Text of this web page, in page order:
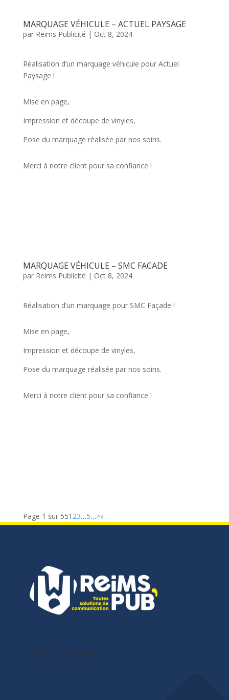
MARQUAGE VÉHICULE – ACTUEL PAYSAGE
par Reims Publicité | Oct 8, 2024
Réalisation d’un marquage véhicule pour Actuel
Paysage !
Mise en page,
Impression et découpe de vinyles,
Pose du marquage réalisée par nos soins.
Merci à notre client pour sa confiance !
MARQUAGE VÉHICULE – SMC FACADE
par Reims Publicité | Oct 8, 2024
Réalisation d’un marquage pour SMC Façade !
Mise en page,
Impression et découpe de vinyles,
Pose du marquage réalisée par nos soins.
Merci à notre client pour sa confiance !
Page 1 sur 551 23…5…>»
Nous trouver